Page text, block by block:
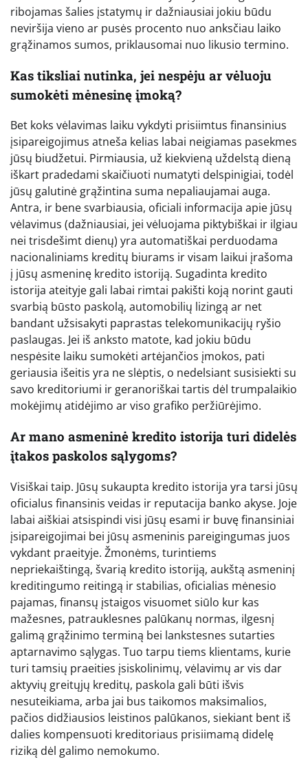
ribojamas šalies įstatymų ir dažniausiai jokiu būdu
neviršija vieno ar pusės procento nuo anksčiau laiko
grąžinamos sumos, priklausomai nuo likusio termino.
Kas tiksliai nutinka, jei nespėju ar vėluoju
sumokėti mėnesinę įmoką?
Bet koks vėlavimas laiku vykdyti prisiimtus finansinius
įsipareigojimus atneša kelias labai neigiamas pasekmes
jūsų biudžetui. Pirmiausia, už kiekvieną uždelstą dieną
iškart pradedami skaičiuoti numatyti delspinigiai, todėl
jūsų galutinė grąžintina suma nepaliaujamai auga.
Antra, ir bene svarbiausia, oficiali informacija apie jūsų
vėlavimus (dažniausiai, jei vėluojama piktybiškai ir ilgiau
nei trisdešimt dienų) yra automatiškai perduodama
nacionaliniams kreditų biurams ir visam laikui įrašoma
į jūsų asmeninę kredito istoriją. Sugadinta kredito
istorija ateityje gali labai rimtai pakišti koją norint gauti
svarbią būsto paskolą, automobilių lizingą ar net
bandant užsisakyti paprastas telekomunikacijų ryšio
paslaugas. Jei iš anksto matote, kad jokiu būdu
nespėsite laiku sumokėti artėjančios įmokos, pati
geriausia išeitis yra ne slėptis, o nedelsiant susisiekti su
savo kreditoriumi ir geranoriškai tartis dėl trumpalaikio
mokėjimų atidėjimo ar viso grafiko peržiūrėjimo.
Ar mano asmeninė kredito istorija turi didelės
įtakos paskolos sąlygoms?
Visiškai taip. Jūsų sukaupta kredito istorija yra tarsi jūsų
oficialus finansinis veidas ir reputacija banko akyse. Joje
labai aiškiai atsispindi visi jūsų esami ir buvę finansiniai
įsipareigojimai bei jūsų asmeninis pareigingumas juos
vykdant praeityje. Žmonėms, turintiems
nepriekaištingą, švarią kredito istoriją, aukštą asmeninį
kreditingumo reitingą ir stabilias, oficialias mėnesio
pajamas, finansų įstaigos visuomet siūlo kur kas
mažesnes, patrauklesnes palūkanų normas, ilgesnį
galimą grąžinimo terminą bei lankstesnes sutarties
aptarnavimo sąlygas. Tuo tarpu tiems klientams, kurie
turi tamsių praeities įsiskolinimų, vėlavimų ar vis dar
aktyvių greitųjų kreditų, paskola gali būti išvis
nesuteikiama, arba jai bus taikomos maksimalios,
pačios didžiausios leistinos palūkanos, siekiant bent iš
dalies kompensuoti kreditoriaus prisiimamą didelę
riziką dėl galimo nemokumo.